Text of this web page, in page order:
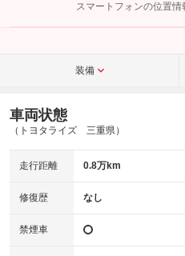
こちら
スマートフォンの位置
装備
車両状態
（トヨタライズ 三重県）
走行距離 0.8万km
修復歴 なし
禁煙車